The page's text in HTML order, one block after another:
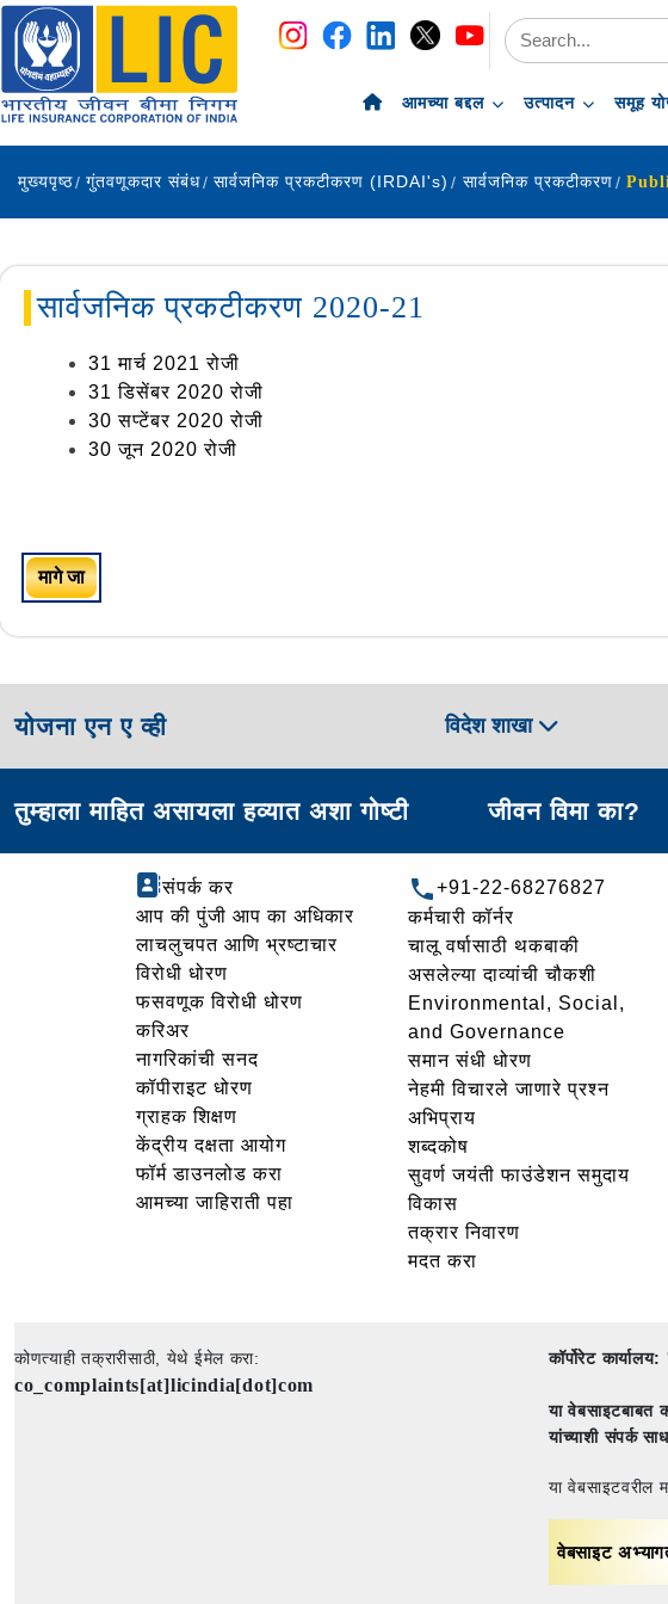
navigation
skip-to-content
आमच्या बद्दल उत्पादन समूह
मुख्यपृष्ठ गुंतवणूकदार संबंध सार्वजनिक प्रकटीकरण (IRDAI's) सार्वजनिक प्रकटीकरण
सार्वजनिक प्रकटीकरण 2020-21
31 मार्च 2021 रोजी
31 डिसेंबर 2020 रोजी
30 सप्टेंबर 2020 रोजी
30 जून 2020 रोजी
मागे जा
योजना एन ए व्ही विदेश शाखा
तुम्हाला माहित असायला हव्यात अशा गोष्टी जीवन विमा का?
संपर्क कर
आप की पुंजी आप का अधिकार
लाचलुचपत आणि भ्रष्टाचार
विरोधी धोरण
फसवणूक विरोधी धोरण
करिअर
नागरिकांची सनद
कॉपीराइट धोरण
ग्राहक शिक्षण
केंद्रीय दक्षता आयोग
फॉर्म डाउनलोड करा
आमच्या जाहिराती पहा
+91-22-68276827
कर्मचारी कॉर्नर
चालू वर्षासाठी थकबाकी
असलेल्या दाव्यांची चौकशी
Environmental, Social,
and Governance
समान संधी धोरण
नेहमी विचारले जाणारे प्रश्न
अभिप्राय
शब्दकोष
सुवर्ण जयंती फाउंडेशन समुदाय
विकास
तक्रार निवारण
मदत करा
कोणत्याही तक्रारीसाठी, येथे ईमेल करा:
co_complaints[at]licindia[dot]com
कॉर्पोरेट कार्यालय:
या वेबसाइटबाबत
यांच्याशी संपर्क
या वेबसाइटवरील
वेबसाइट